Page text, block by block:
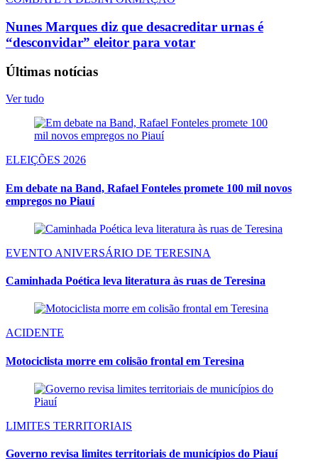
Nunes Marques diz que desacreditar urnas é
“desconvidar” eleitor para votar
Últimas notícias
Ver tudo
ELEIÇÕES 2026
Em debate na Band, Rafael Fonteles promete 100 mil novos
empregos no Piauí
EVENTO ANIVERSÁRIO DE TERESINA
Caminhada Poética leva literatura às ruas de Teresina
ACIDENTE
Motociclista morre em colisão frontal em Teresina
LIMITES TERRITORIAIS
Governo revisa limites territoriais de municípios do Piauí